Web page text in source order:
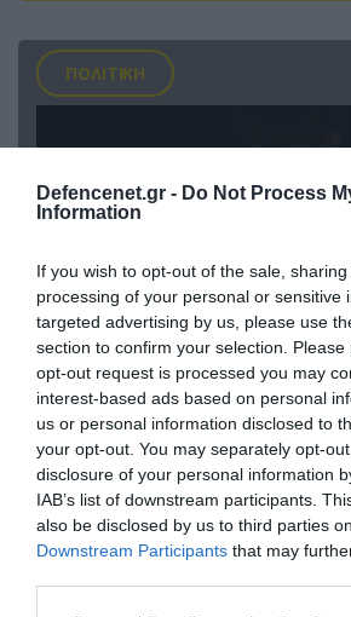
Defencenet.gr - Do Not Process
Information
If you wish to opt-out of the sale,
processing of your personal or sensitive
targeted advertising by us, please use
section to confirm your selection.
opt-out request is processed you may
interest-based ads based on personal
us or personal information disclosed to
your opt-out. You may separately opt-
disclosure of your personal information
IAB’s list of downstream participants.
also be disclosed by us to third parties
Downstream Participants that may
ΠΟΛΙΤΙΚΗ
08.08.2026 | 09:02
«Η απόλυτη τραγωδία»: Η
του Αρκά για τα τατουάζ (φωτο)